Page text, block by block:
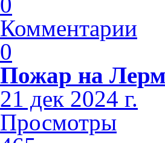
Комментарии
0
Пожар на
21 дек 2024 г.
Просмотры